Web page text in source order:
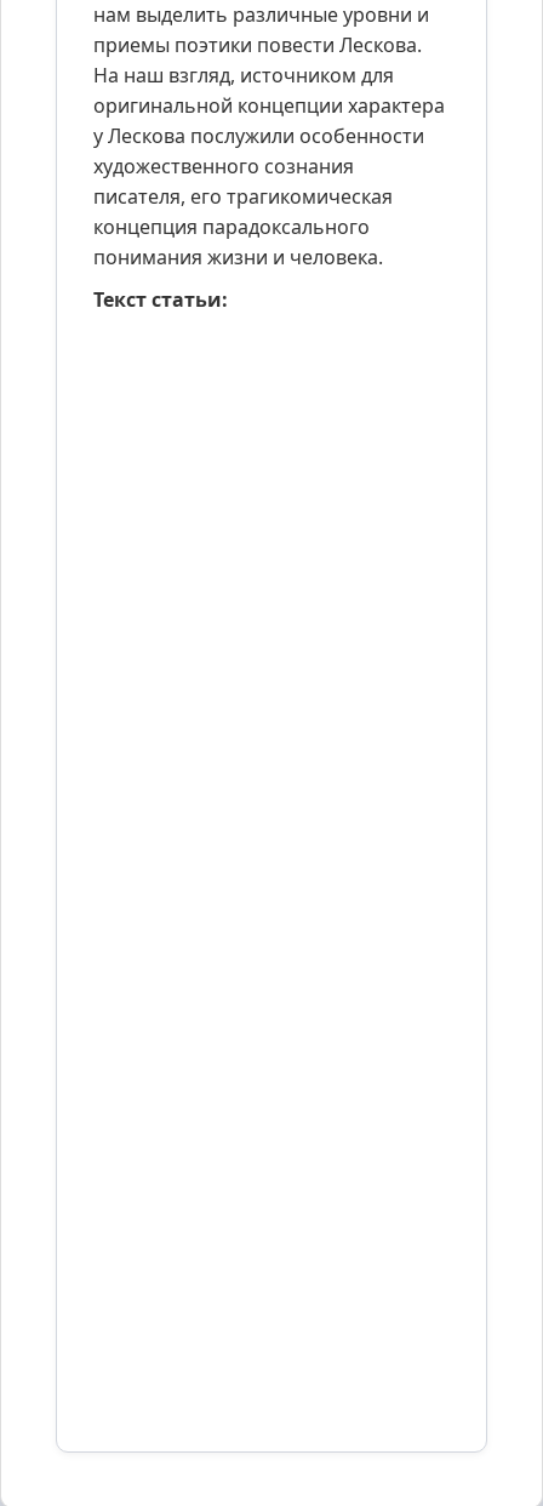
нам выделить различные уровни и
приемы поэтики повести Лескова.
На наш взгляд, источником для
оригинальной концепции характера
у Лескова послужили особенности
художественного сознания
писателя, его трагикомическая
концепция парадоксального
понимания жизни и человека.
Текст статьи: